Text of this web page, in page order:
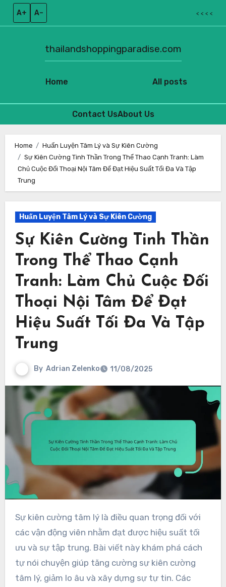
A+ A– < < < <
Home
thailandshoppingparadise.com
All posts
Contact UsAbout Us
content
Home
Huấn Luyện Tâm Lý và Sự Kiên Cường
Sự Kiên Cường Tinh Thần Trong Thể Thao Cạnh Tranh: Làm
Chủ Cuộc Đối Thoại Nội Tâm Để Đạt Hiệu Suất Tối Đa Và Tập
Trung
Huấn Luyện Tâm Lý và Sự Kiên Cường
Sự Kiên Cường Tinh Thần
Trong Thể Thao Cạnh
Tranh: Làm Chủ Cuộc Đối
Thoại Nội Tâm Để Đạt
Hiệu Suất Tối Đa Và Tập
Trung
By Adrian Zelenko 11/08/2025
Sự kiên cường tâm lý là điều quan trọng đối với
các vận động viên nhằm đạt được hiệu suất tối
ưu và sự tập trung. Bài viết này khám phá cách
tự nói chuyện giúp tăng cường sự kiên cường
tâm lý, giảm lo âu và xây dựng sự tự tin. Các